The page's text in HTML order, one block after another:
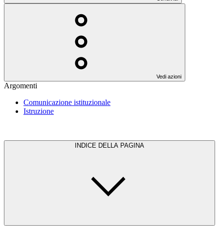
Vedi azioni
Argomenti
Comunicazione istituzionale
Istruzione
INDICE DELLA PAGINA